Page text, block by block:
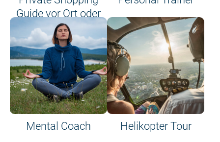
Guide vor Ort oder
an Bord
Mental Coach Helikopter Tour